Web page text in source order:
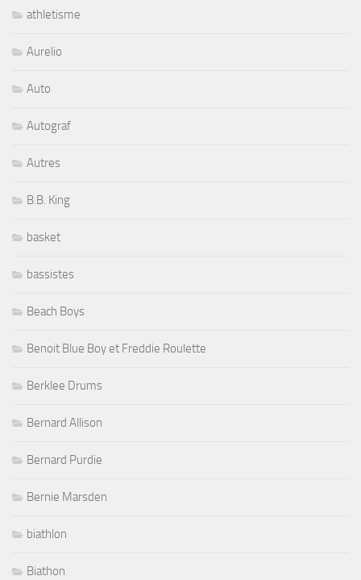
athletisme
Aurelio
Auto
Autograf
Autres
B.B. King
basket
bassistes
Beach Boys
Benoit Blue Boy et Freddie Roulette
Berklee Drums
Bernard Allison
Bernard Purdie
Bernie Marsden
biathlon
Biathon